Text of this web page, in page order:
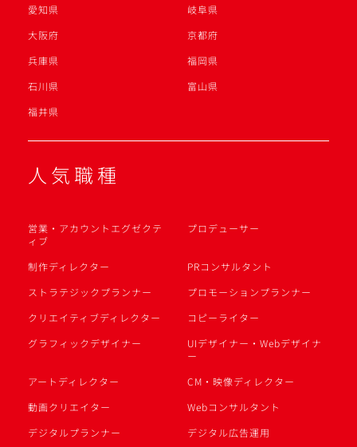
愛知県
岐阜県
大阪府
京都府
兵庫県
福岡県
石川県
富山県
福井県
人気職種
営業・アカウントエグゼクテ
ィブ
プロデューサー
制作ディレクター
PRコンサルタント
ストラテジックプランナー
プロモーションプランナー
クリエイティブディレクター
コピーライター
グラフィックデザイナー
UIデザイナー・Webデザイナ
ー
アートディレクター
CM・映像ディレクター
動画クリエイター
Webコンサルタント
デジタルプランナー
デジタル広告運用